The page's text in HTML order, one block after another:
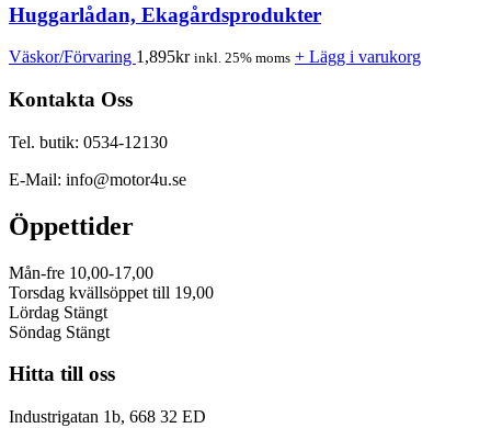
Huggarlådan, Ekagårdsprodukter
Väskor/Förvaring 1,895kr inkl. 25% moms + Lägg i varukorg
Kontakta Oss
Tel. butik: 0534-12130
E-Mail: info@motor4u.se
Öppettider
Mån-fre 10,00-17,00
Torsdag kvällsöppet till 19,00
Lördag Stängt
Söndag Stängt
Hitta till oss
Industrigatan 1b, 668 32 ED